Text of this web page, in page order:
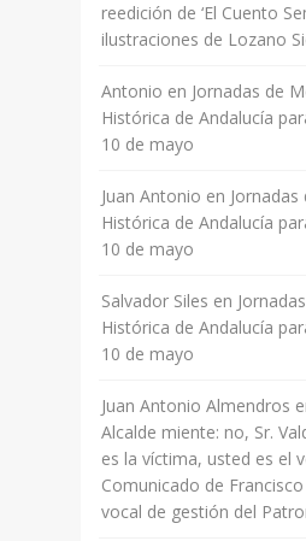
reedición de ‘El Cuento
ilustraciones de Lozano
Antonio en Jornadas de
Histórica de Andalucía
10 de mayo
Juan Antonio en
Histórica de Andalucía
10 de mayo
Salvador Siles en
Histórica de Andalucía
10 de mayo
Juan Antonio Almendros
Alcalde miente: no, Sr.
es la víctima, usted es el
Comunicado de
vocal de gestión del